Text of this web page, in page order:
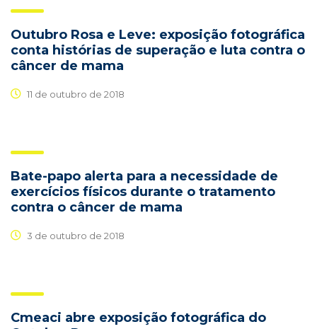
Outubro Rosa e Leve: exposição fotográfica
conta histórias de superação e luta contra o
câncer de mama
11 de outubro de 2018
Bate-papo alerta para a necessidade de
exercícios físicos durante o tratamento
contra o câncer de mama
3 de outubro de 2018
Cmeaci abre exposição fotográfica do